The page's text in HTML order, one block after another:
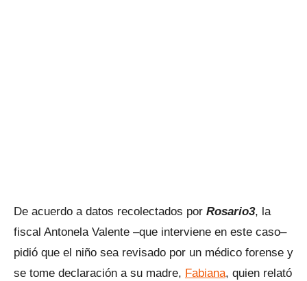
De acuerdo a datos recolectados por Rosario3, la
fiscal Antonela Valente –que interviene en este caso–
pidió que el niño sea revisado por un médico forense y
se tome declaración a su madre, Fabiana, quien relató